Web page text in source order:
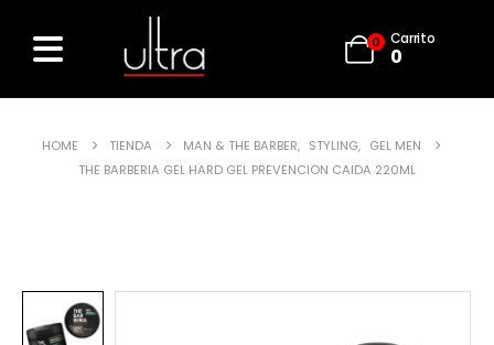
0 Carrito
0
HOME TIENDA MAN & THE BARBER, STYLING, GEL MEN
THE BARBERIA GEL HARD GEL PREVENCION CAIDA 220ML